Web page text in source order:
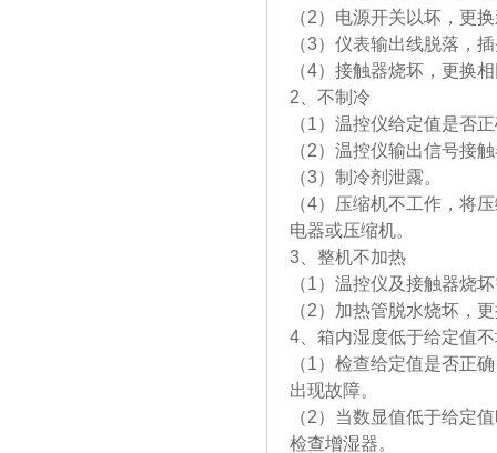
（2）电源开关以坏，更
（3）仪表输出线脱落，
（4）接触器烧坏，更换
2、不制冷
（1）温控仪给定值是否
（2）温控仪输出信号接
（3）制冷剂泄露。
（4）压缩机不工作，将
电器或压缩机。
3、整机不加热
（1）温控仪及接触器烧
（2）加热管脱水烧坏，
4、箱内湿度低于给定值
（1）检查给定值是否正
出现故障。
（2）当数显值低于给定
检查增湿器。